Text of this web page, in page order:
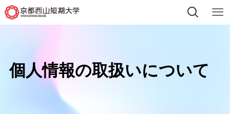
個人情報の取扱いについて